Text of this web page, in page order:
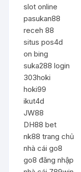
slot online
pasukan88
receh 88
situs pos4d
on bing
suka288 login
303hoki
hoki99
ikut4d
JW88
DH88 bet
nk88 trang chủ
nhà cái go8
go8 đăng nhập